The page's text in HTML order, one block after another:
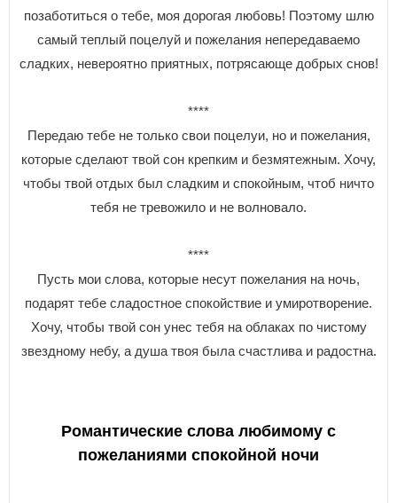
позаботиться о тебе, моя дорогая любовь! Поэтому шлю
самый теплый поцелуй и пожелания непередаваемо
сладких, невероятно приятных, потрясающе добрых снов!
****
Передаю тебе не только свои поцелуи, но и пожелания,
которые сделают твой сон крепким и безмятежным. Хочу,
чтобы твой отдых был сладким и спокойным, чтоб ничто
тебя не тревожило и не волновало.
****
Пусть мои слова, которые несут пожелания на ночь,
подарят тебе сладостное спокойствие и умиротворение.
Хочу, чтобы твой сон унес тебя на облаках по чистому
звездному небу, а душа твоя была счастлива и радостна.
Романтические слова любимому с
пожеланиями спокойной ночи